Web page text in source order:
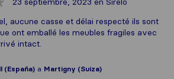
aucune casse et délai respecté ils sont
ont emballé les meubles fragiles avec
intact.
(España) a Martigny (Suiza)